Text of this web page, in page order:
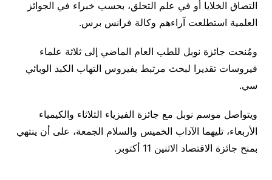
التصاق الخلايا أو في علم التحلق، بحسب خبراء في الجوائز
العلمية استطلعت آراءهم وكالة فرانس برس.
ومُنحت جائزة نوبل للطب العام الماضي إلى ثلاثة علماء
فيروسات تقديرا لبحث مرتبط بفيروس التهاب الكبد الوبائي
سي.
ويتواصل موسم نوبل مع جائزة الفيزياء الثلاثاء والكيمياء
الأربعاء، تليهما الآداب الخميس والسلام الجمعة، على أن ينتهي
بمنح جائزة الاقتصاد الاثنين 11 أكتوبر.